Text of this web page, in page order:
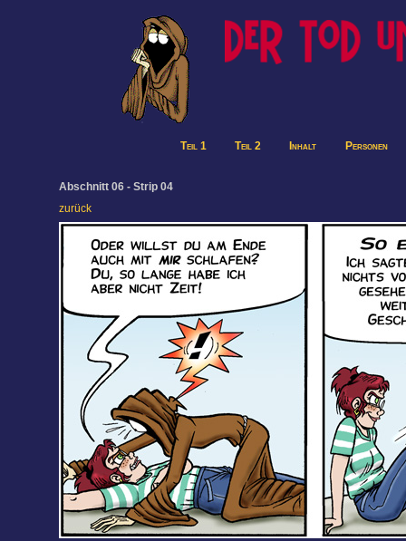
Teil 1 Teil 2 Inhalt Personen
Abschnitt 06 - Strip 04
zurück